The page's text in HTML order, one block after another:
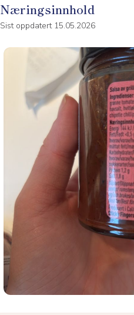
Næringsinnhold
Sist oppdatert 15.05.2026